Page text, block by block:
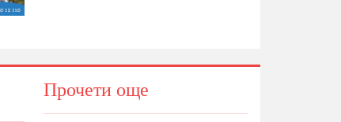
Прочети още